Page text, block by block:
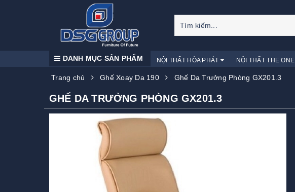
DANH MỤC SẢN PHẨM NỘI THẤT HÒA PHÁT NỘI THẤT THE ONE
Trang chủ Ghế Xoay Da 190 Ghế Da Trưởng Phòng GX201.3
GHẾ DA TRƯỞNG PHÒNG GX201.3